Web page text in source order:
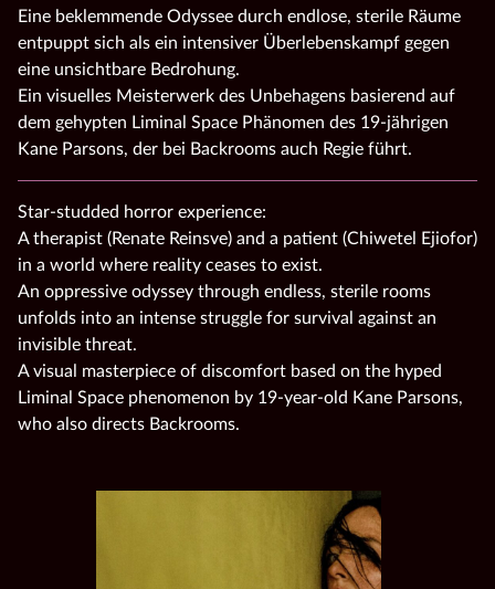
Eine beklemmende Odyssee durch endlose, sterile Räume
entpuppt sich als ein intensiver Überlebenskampf gegen
eine unsichtbare Bedrohung.
Ein visuelles Meisterwerk des Unbehagens basierend auf
dem gehypten Liminal Space Phänomen des 19-jährigen
Kane Parsons, der bei Backrooms auch Regie führt.
Star-studded horror experience:
A therapist (Renate Reinsve) and a patient (Chiwetel Ejiofor)
in a world where reality ceases to exist.
An oppressive odyssey through endless, sterile rooms
unfolds into an intense struggle for survival against an
invisible threat.
A visual masterpiece of discomfort based on the hyped
Liminal Space phenomenon by 19-year-old Kane Parsons,
who also directs Backrooms.